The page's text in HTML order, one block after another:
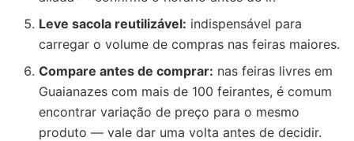
Leve sacola reutilizável: indispensável para
carregar o volume de compras nas feiras maiores.
Compare antes de comprar: nas feiras livres em
Guaianazes com mais de 100 feirantes, é comum
encontrar variação de preço para o mesmo
produto — vale dar uma volta antes de decidir.